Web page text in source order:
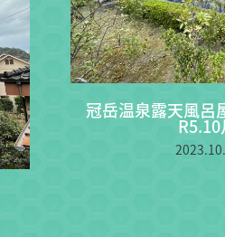
冠岳温泉露天風